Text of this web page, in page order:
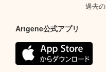
過去
Artgene公式アプリ